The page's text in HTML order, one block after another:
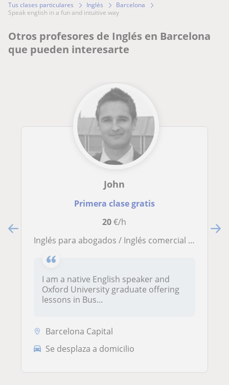
Tus clases particulares Inglés
Barcelona
speak english in a fun and intuitive way
Otros profesores de Inglés en Barcelona
que pueden interesarte
John
Primera clase gratis
20€/h
Inglés para abogados / Inglés comercial - English for Lawyers / Business English
I am a native English speaker and
Oxford University graduate offering
lessons in Bus...
Barcelona Capital
Se desplaza a domicilio